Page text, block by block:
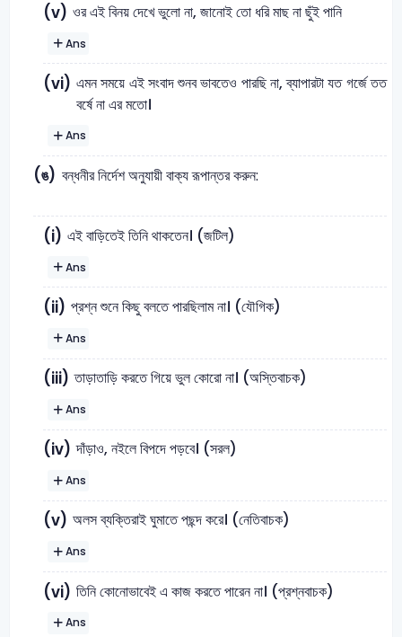
(v) ওর এই বিনয় দেখে ভুলো না, জানোই তো ধরি মাছ না ছুঁই পানি
Ans
(vi) এমন সময়ে এই সংবাদ শুনব ভাবতেও পারছি না, ব্যাপারটা যত গর্জে তত
বর্ষে না এর মতো।
Ans
(ঙ) বন্ধনীর নির্দেশ অনুযায়ী বাক্য রূপান্তর করুন:
(i) এই বাড়িতেই তিনি থাকতেন। (জটিল)
Ans
(ii) প্রশ্ন শুনে কিছু বলতে পারছিলাম না। (যৌগিক)
Ans
(iii) তাড়াতাড়ি করতে গিয়ে ভুল কোরো না। (অস্তিবাচক)
Ans
(iv) দাঁড়াও, নইলে বিপদে পড়বে। (সরল)
Ans
(v) অলস ব্যক্তিরাই ঘুমাতে পছন্দ করে। (নেতিবাচক)
Ans
(vi) তিনি কোনোভাবেই এ কাজ করতে পারেন না। (প্রশ্নবাচক)
Ans